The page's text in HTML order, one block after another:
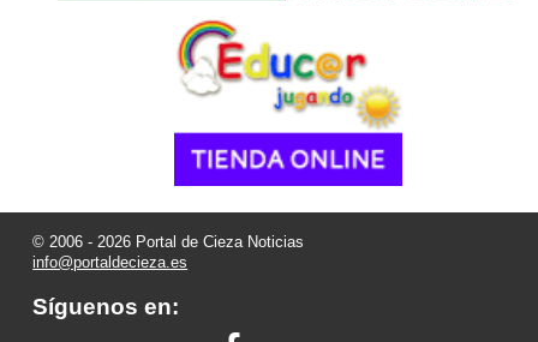
© 2006 - 2026 Portal de Cieza Noticias
info@portaldecieza.es
Síguenos en: